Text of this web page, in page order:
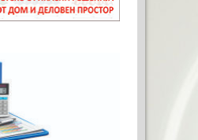
РЕКЛАМА